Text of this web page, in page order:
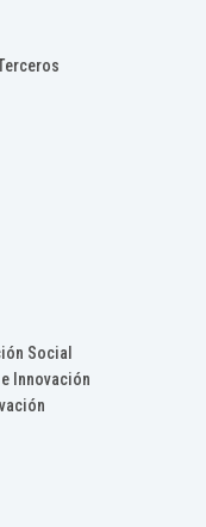
Social
Innovación